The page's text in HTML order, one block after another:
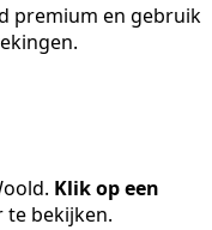
premium en gebruik
Klik op een
bekijken.